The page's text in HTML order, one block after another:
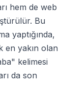
hem de web
Bu
yaptığında,
en yakın olan
kelimesi
da son